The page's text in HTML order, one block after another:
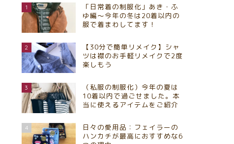
1
「日常着の制服化」あき・ふ
ゆ編～今年の冬は20着以内の
服で着まわしてます！
2
【30分で簡単リメイク】シャ
ツは襟のお手軽リメイクで2度
楽しもう
3
（私服の制服化）今年の夏は
10着以内で過ごせました。本
当に使えるアイテムをご紹介
4
日々の愛用品：フェイラーの
ハンカチが最高におすすめな6